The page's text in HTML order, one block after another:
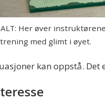
ALT: Her øver
med glimt i øyet.
kan oppstå.